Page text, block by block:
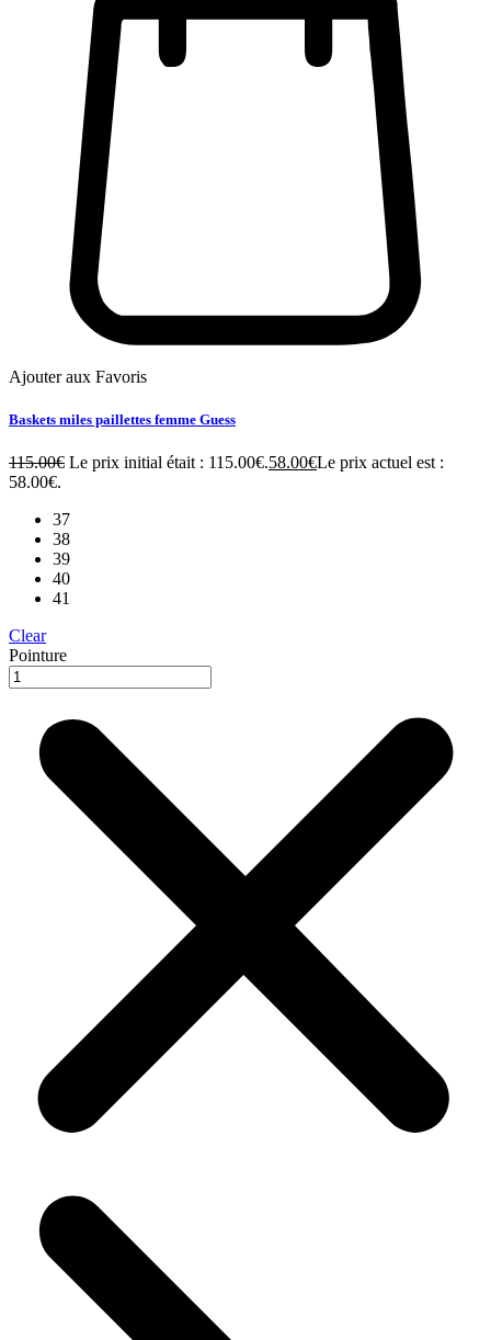
Ajouter aux Favoris
Baskets miles paillettes femme Guess
115.00€ Le prix initial était : 115.00€.58.00€Le prix actuel est :
58.00€.
37
38
39
40
41
Clear
Pointure